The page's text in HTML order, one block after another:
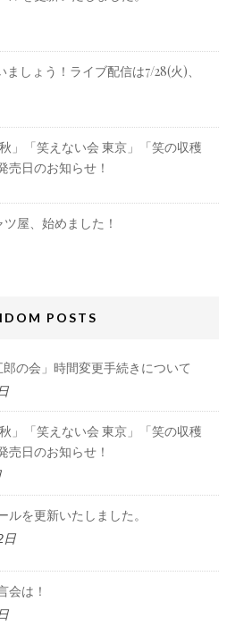
ましょう！ライブ配信は7/28(火)、
」「笑えない会 東京」「笑の収穫
売日のお知らせ！
屋、始めました！
POSTS
の会」時間変更手続きについて
」「笑えない会 東京」「笑の収穫
売日のお知らせ！
ルを更新いたしました。
日
会は！